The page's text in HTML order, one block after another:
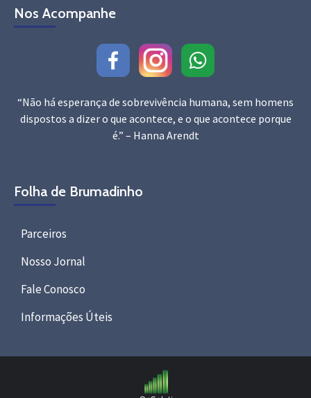
Nos Acompanhe
“Não há esperança de sobrevivência humana, sem homens
dispostos a dizer o que acontece, e o que acontece porque
é.” – Hanna Arendt
Folha de Brumadinho
Parceiros
Nosso Jornal
Fale Conosco
Informações Úteis